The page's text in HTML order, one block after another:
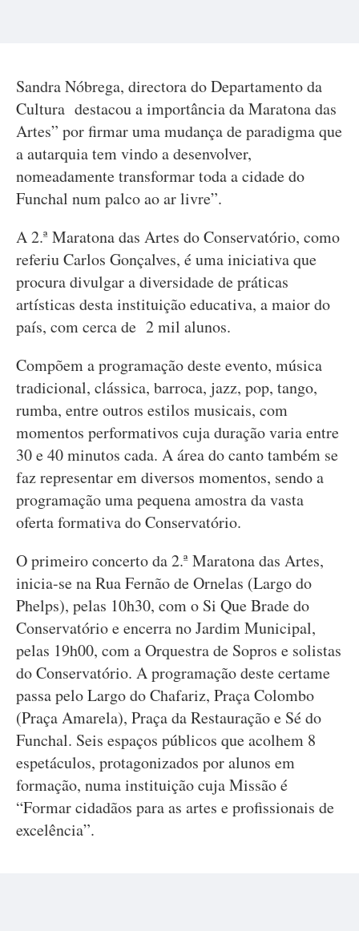
Sandra Nóbrega, directora do Departamento da
Cultura destacou a importância da Maratona das
Artes” por firmar uma mudança de paradigma que
a autarquia tem vindo a desenvolver,
nomeadamente transformar toda a cidade do
Funchal num palco ao ar livre”.
A 2.ª Maratona das Artes do Conservatório, como
referiu Carlos Gonçalves, é uma iniciativa que
procura divulgar a diversidade de práticas
artísticas desta instituição educativa, a maior do
país, com cerca de 2 mil alunos.
Compõem a programação deste evento, música
tradicional, clássica, barroca, jazz, pop, tango,
rumba, entre outros estilos musicais, com
momentos performativos cuja duração varia entre
30 e 40 minutos cada. A área do canto também se
faz representar em diversos momentos, sendo a
programação uma pequena amostra da vasta
oferta formativa do Conservatório.
O primeiro concerto da 2.ª Maratona das Artes,
inicia-se na Rua Fernão de Ornelas (Largo do
Phelps), pelas 10h30, com o Si Que Brade do
Conservatório e encerra no Jardim Municipal,
pelas 19h00, com a Orquestra de Sopros e solistas
do Conservatório. A programação deste certame
passa pelo Largo do Chafariz, Praça Colombo
(Praça Amarela), Praça da Restauração e Sé do
Funchal. Seis espaços públicos que acolhem 8
espetáculos, protagonizados por alunos em
formação, numa instituição cuja Missão é
“Formar cidadãos para as artes e profissionais de
excelência”.